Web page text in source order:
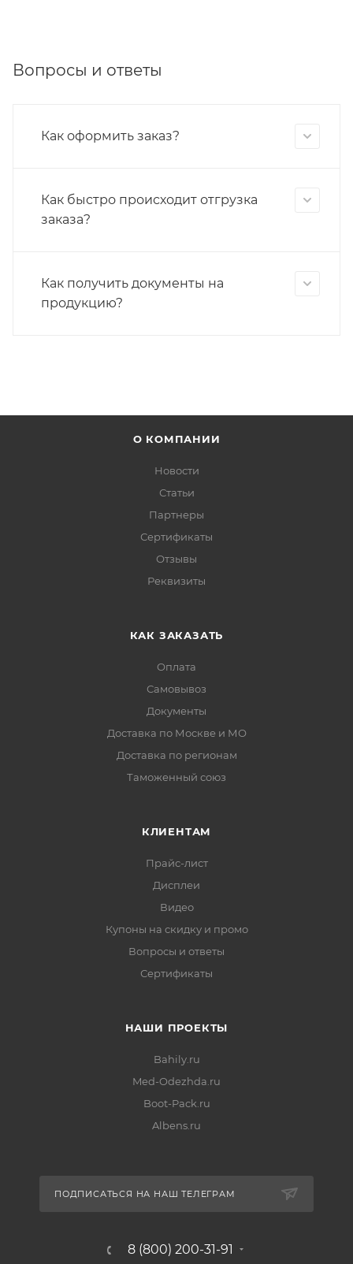
Вопросы и ответы
Как оформить заказ?
Как быстро происходит отгрузка
заказа?
Как получить документы на
продукцию?
О КОМПАНИИ
Новости
Статьи
Партнеры
Сертификаты
Отзывы
Реквизиты
КАК ЗАКАЗАТЬ
Оплата
Самовывоз
Документы
Доставка по Москве и МО
Доставка по регионам
Таможенный союз
КЛИЕНТАМ
Прайс-лист
Дисплеи
Видео
Купоны на скидку и промо
Вопросы и ответы
Сертификаты
НАШИ ПРОЕКТЫ
Bahily.ru
Med-Odezhda.ru
Boot-Pack.ru
Albens.ru
ПОДПИСАТЬСЯ НА НАШ ТЕЛЕГРАМ
8 (800) 200-31-91